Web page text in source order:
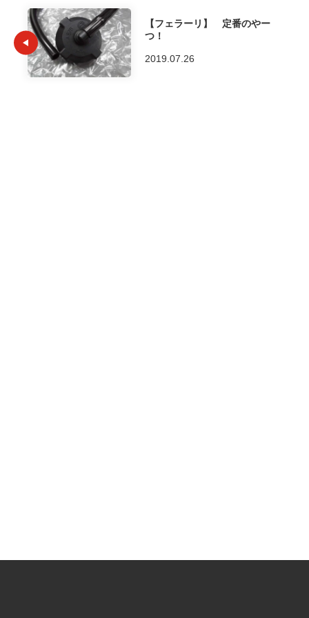
【フェラーリ】 定番のやー
つ！
2019.07.26